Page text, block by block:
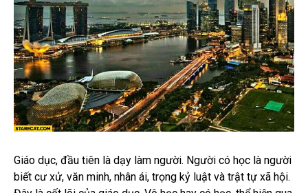
Giáo dục, đầu tiên là dạy làm người. Người có học là người
biết cư xử, văn minh, nhân ái, trọng kỷ luật và trật tự xã hội.